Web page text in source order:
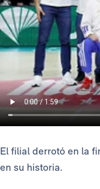
El filial derrotó en la
en su historia.